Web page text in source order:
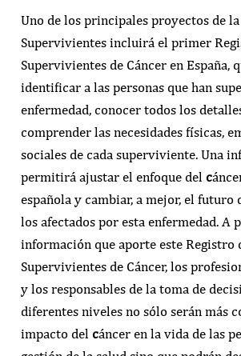
Uno de los principales proyectos de la
Supervivientes incluirá el primer
Supervivientes de Cáncer en España,
identificar a las personas que han
enfermedad, conocer todos los
comprender las necesidades físicas,
sociales de cada superviviente. Una
permitirá ajustar el enfoque del c
española y cambiar, a mejor, el futuro
los afectados por esta enfermedad. A
información que aporte este Registro
Supervivientes de Cáncer, los
y los responsables de la toma de
diferentes niveles no sólo serán más
impacto del cáncer en la vida de las